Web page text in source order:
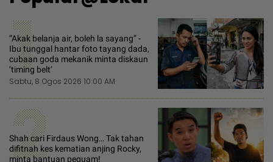
1
“Akak belanja air, boleh la sayang” -
Ibu tunggal hantar foto tayang dada,
cubaan goda mekanik minta diskaun
‘timing belt’
Sabtu, 8 Ogos 2026 10:00 AM
2
Shah cari Firdaus Wong… Tak tahan
difitnah kes kematian anjing Rocky,
minta bantuan peguam!